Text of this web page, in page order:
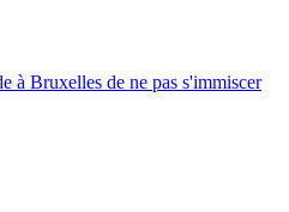
à Bruxelles de ne pas s'immiscer